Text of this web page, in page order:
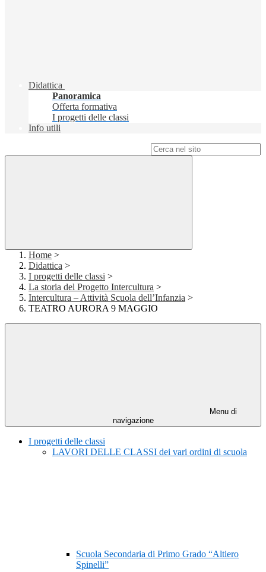
Didattica
Panoramica
Offerta formativa
I progetti delle classi
Info utili
Home >
Didattica >
I progetti delle classi >
La storia del Progetto Intercultura >
Intercultura – Attività Scuola dell’Infanzia >
TEATRO AURORA 9 MAGGIO
Menu di
navigazione
I progetti delle classi
LAVORI DELLE CLASSI dei vari ordini di scuola
Scuola Secondaria di Primo Grado “Altiero
Spinelli”